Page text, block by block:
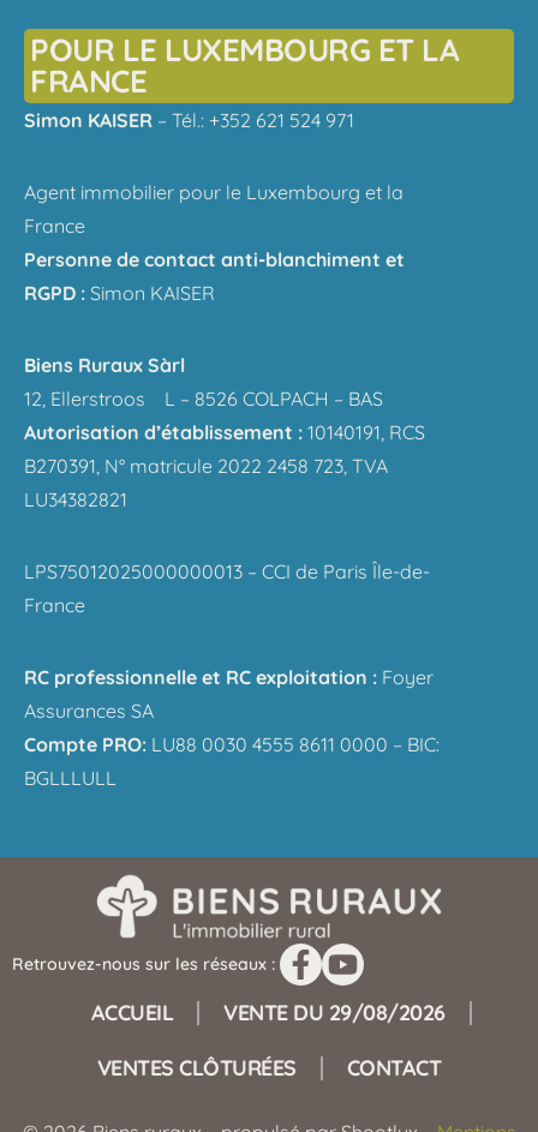
POUR LE LUXEMBOURG ET LA
FRANCE
Simon KAISER – Tél.: +352 621 524 971
Agent immobilier pour le Luxembourg et la
France
Personne de contact anti-blanchiment et
RGPD : Simon KAISER
Biens Ruraux Sàrl
12, Ellerstroos L – 8526 COLPACH – BAS
Autorisation d’établissement : 10140191, RCS
B270391, N° matricule 2022 2458 723, TVA
LU34382821
LPS75012025000000013 – CCI de Paris Île-de-
France
RC professionnelle et RC exploitation : Foyer
Assurances SA
Compte PRO: LU88 0030 4555 8611 0000 – BIC:
BGLLLULL
Retrouvez-nous sur les réseaux :
ACCUEIL
VENTE DU 29/08/2026
VENTES CLÔTURÉES
CONTACT